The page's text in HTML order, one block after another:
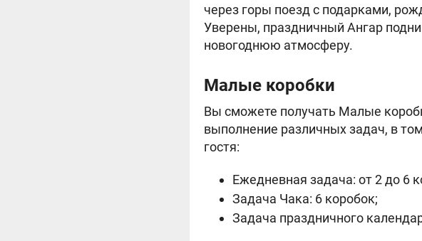
через горы поезд с подарками,
Уверены, праздничный Ангар
новогоднюю атмосферу.
Малые коробки
Вы сможете получать Малые
выполнение различных задач, в
гостя:
Ежедневная задача: от 2 до 6
Задача Чака: 6 коробок;
Задача праздничного